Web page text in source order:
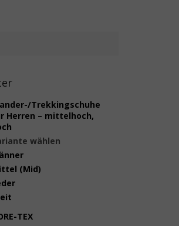
Trekkingschuhe
Herren – mittelhoch,
wählen
(Mid)
TEX